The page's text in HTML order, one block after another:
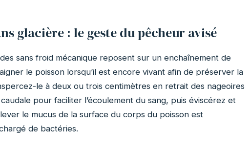
glacière : le geste du pêcheur avisé
sans froid mécanique reposent sur un enchaînement de
le poisson lorsqu’il est encore vivant afin de préserver la
le à deux ou trois centimètres en retrait des nageoires
pour faciliter l’écoulement du sang, puis éviscérez et
le mucus de la surface du corps du poisson est
de bactéries.